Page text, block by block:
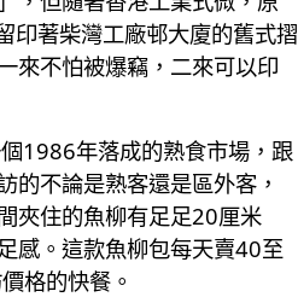
印著柴灣工廠邨大廈的舊式摺
來不怕被爆竊，二來可以印
1986年落成的熟食市場，跟
的不論是熟客還是區外客，
夾住的魚柳有足足20厘米
感。這款魚柳包每天賣40至
格的快餐。